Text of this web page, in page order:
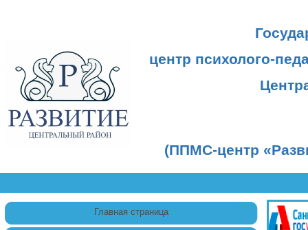
центр психолого-
(ППМС-центр
Главная страница